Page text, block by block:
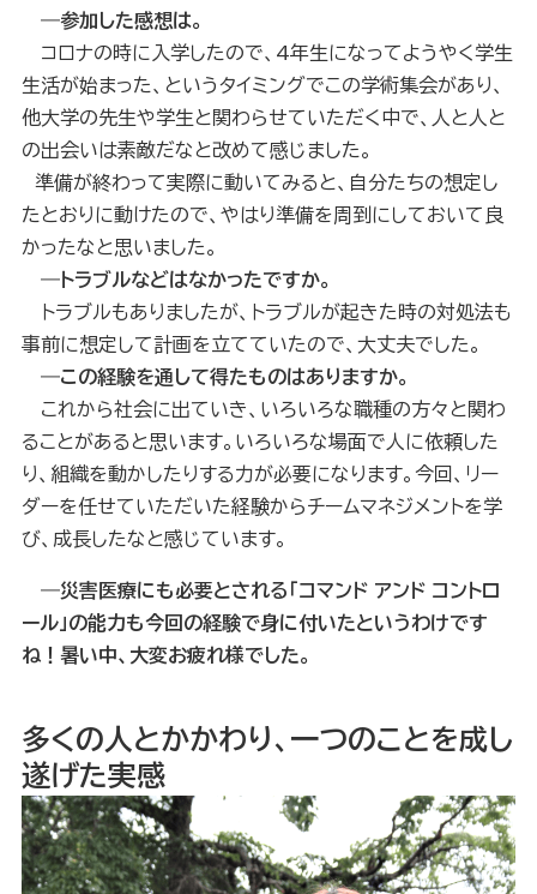
―参加した感想は。
コロナの時に入学したので、4年生になってようやく学生
生活が始まった、というタイミングでこの学術集会があり、
他大学の先生や学生と関わらせていただく中で、人と人と
の出会いは素敵だなと改めて感じました。
準備が終わって実際に動いてみると、自分たちの想定し
たとおりに動けたので、やはり準備を周到にしておいて良
かったなと思いました。
―トラブルなどはなかったですか。
トラブルもありましたが、トラブルが起きた時の対処法も
事前に想定して計画を立てていたので、大丈夫でした。
―この経験を通して得たものはありますか。
これから社会に出ていき、いろいろな職種の方々と関わ
ることがあると思います。いろいろな場面で人に依頼した
り、組織を動かしたりする力が必要になります。今回、リー
ダーを任せていただいた経験からチームマネジメントを学
び、成長したなと感じています。
―災害医療にも必要とされる「コマンド アンド コントロ
ール」の能力も今回の経験で身に付いたというわけです
ね！暑い中、大変お疲れ様でした。
多くの人とかかわり、一つのことを成し
遂げた実感